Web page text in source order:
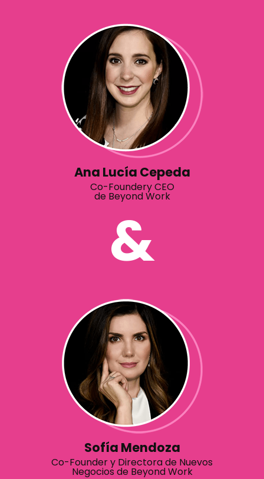
Ana Lucía Cepeda
Co-Foundery CEO
de Beyond Work
&
Sofía Mendoza
Co-Founder y Directora de Nuevos
Negocios de Beyond Work